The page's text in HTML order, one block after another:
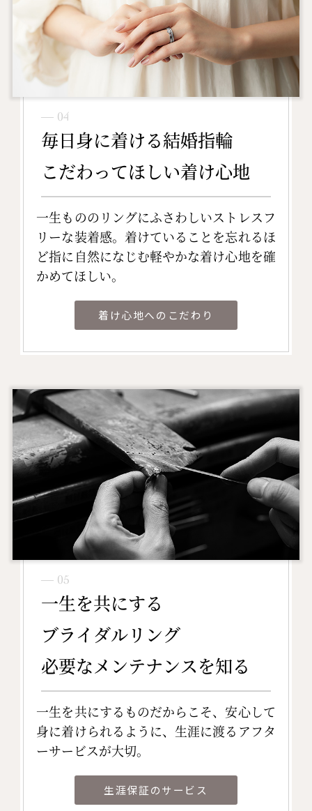
― 04
毎日身に着ける結婚指輪
こだわってほしい着け心地
一生もののリングにふさわしいストレスフ
リーな装着感。着けていることを忘れるほ
ど指に自然になじむ軽やかな着け心地を確
かめてほしい。
着け心地へのこだわり
― 05
一生を共にする
ブライダルリング
必要なメンテナンスを知る
一生を共にするものだからこそ、安心して
身に着けられるように、生涯に渡るアフタ
ーサービスが大切。
生涯保証のサービス